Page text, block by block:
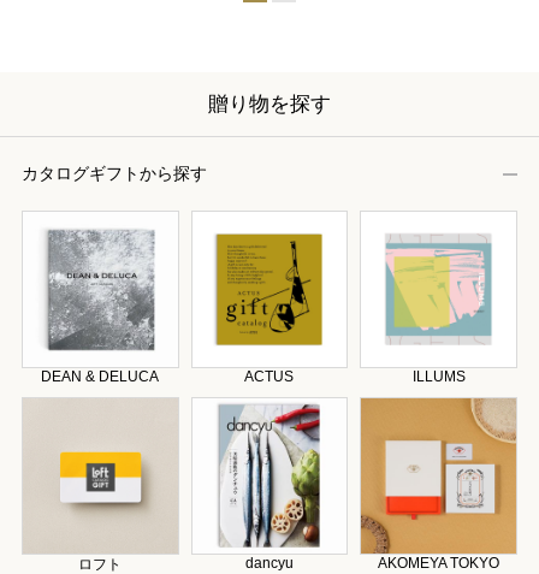
贈り物を探す
カタログギフトから探す
DEAN & DELUCA ACTUS ILLUMS
ロフト dancyu AKOMEYA TOKYO